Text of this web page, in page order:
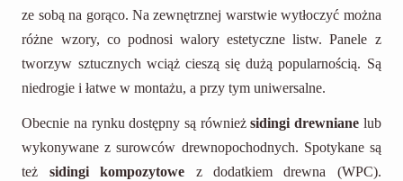
ze sobą na gorąco. Na zewnętrznej warstwie wytłoczyć można
różne wzory, co podnosi walory estetyczne listw. Panele z
tworzyw sztucznych wciąż cieszą się dużą popularnością. Są
niedrogie i łatwe w montażu, a przy tym uniwersalne.
Obecnie na rynku dostępny są równieżsidingi drewnianelub
wykonywane z surowców drewnopochodnych. Spotykane są
też sidingi kompozytowe z dodatkiem drewna (WPC).